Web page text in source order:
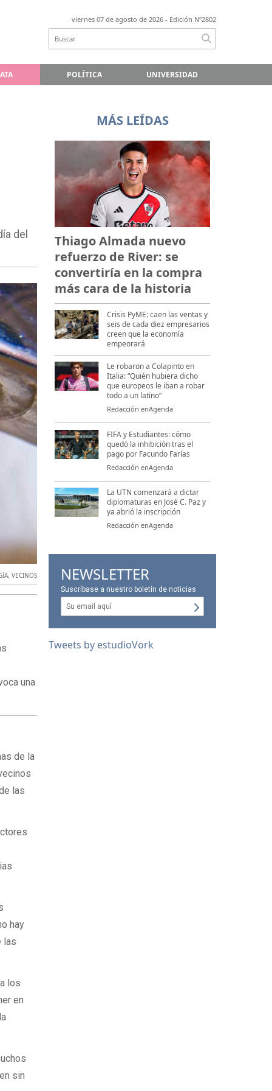
viernes 07 de agosto de 2026 - Edición Nº2802
POLÍTICA UNIVERSIDAD
del
,VECINOS
una
de la
las
hay
las
los
en
sin
MÁS LEÍDAS
Thiago Almada nuevo
refuerzo de River: se
convertiría en la compra
más cara de la historia
Crisis PyME: caen las ventas y
seis de cada diez empresarios
creen que la economía
empeorará
Le robaron a Colapinto en
Italia: “Quién hubiera dicho
que europeos le iban a robar
todo a un latino“
Redacción enAgenda
FIFA y Estudiantes: cómo
quedó la inhibición tras el
pago por Facundo Farías
Redacción enAgenda
La UTN comenzará a dictar
diplomaturas en José C. Paz y
ya abrió la inscripción
Redacción enAgenda
NEWSLETTER
Suscríbase a nuestro boletín de noticias
Tweets by estudioVork